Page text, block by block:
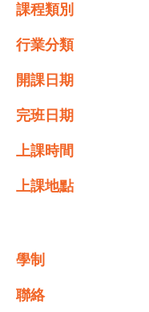
課程類別
行業分類
開課日期
完班日期
上課時間
上課地點
學制
聯絡